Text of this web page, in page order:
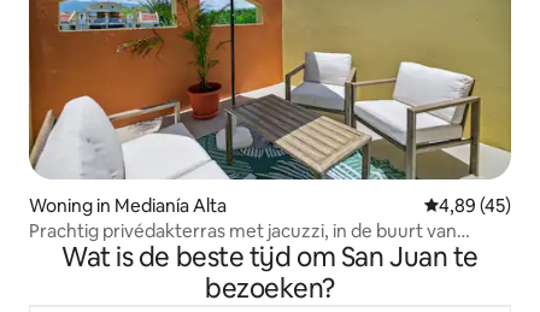
Woning in Medianía Alta Gemiddelde
4,89 (45)
Prachtig privédakterras met jacuzzi, in de buurt van
stranden
Wat is de beste tijd om San Juan te
bezoeken?